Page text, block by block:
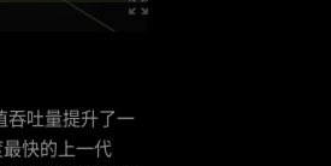
吞吐量提升了一
快的上一代